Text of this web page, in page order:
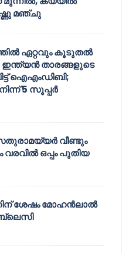
മഞ്ചു
ഏറ്റവും കൂടുതൽ
ഇന്ത്യൻ താരങ്ങളുടെ
ഐഎംഡിബി;
5 സൂപ്പർ
വീണ്ടും
ഒപ്പം പുതിയ
ശേഷം മോഹൻലാൽ